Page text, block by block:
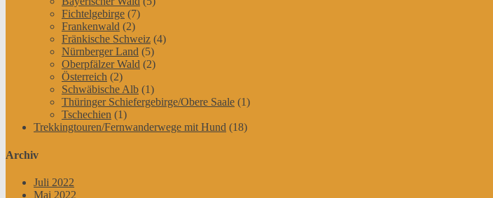
Fichtelgebirge (7)
Frankenwald (2)
Fränkische Schweiz (4)
Nürnberger Land (5)
Oberpfälzer Wald (2)
Österreich (2)
Schwäbische Alb (1)
Thüringer Schiefergebirge/Obere Saale (1)
Tschechien (1)
Trekkingtouren/Fernwanderwege mit Hund (18)
Archiv
Juli 2022
Mai 2022